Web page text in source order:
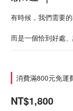
有時候，我們需要
而是一個恰到好處
消費滿800元免運
NT$1,800